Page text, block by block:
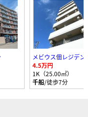
メビウス佃レジデン
4.5万円
1K（25.00㎡）
千船/徒歩7分